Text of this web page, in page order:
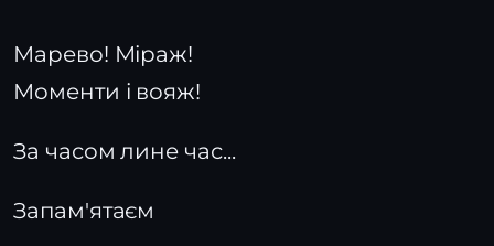
Марево! Міраж!
Моменти і вояж!
За часом лине час...
Запам'ятаєм